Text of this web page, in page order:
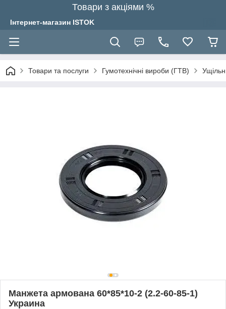
Товари з акціями %
Інтернет-магазин ISTOK
Товари та послуги Гумотехнічні вироби (ГТВ)
Манжета армована 60*85*10-2 (2.2-60-85-1)
Украина